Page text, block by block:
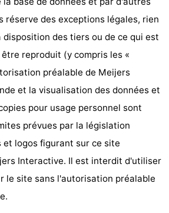
réserve des exceptions légales, rien
disposition des tiers ou de ce qui est
reproduit (y compris les «
préalable de Meijers
et la visualisation des données et
pour usage personnel sont
prévues par la législation
et logos figurant sur ce site
Interactive. Il est interdit d'utiliser
le site sans l'autorisation préalable